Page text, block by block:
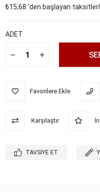
İndirim
₺15,68 'den başlayan
ADET
Favorilere Ekle
Karşılaştır
TAVSIYE ET